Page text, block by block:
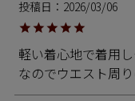
投稿日 2026/03/06
軽い着心地で着用
なのでウエスト周